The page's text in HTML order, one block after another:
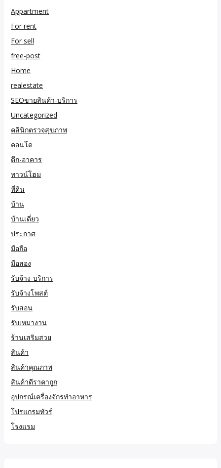
Appartment
For rent
For sell
free-post
Home
realestate
SEOขายสินค้า-บริการ
Uncategorized
คลินิกตรวจสุขภาพ
คอนโด
ตึก-อาคาร
ทาวน์โฮม
ที่ดิน
บ้าน
บ้านเดี่ยว
ประกาศ
มือถือ
มือสอง
รับจ้าง-บริการ
รับจ้างโพสต์
รับสอน
รับเหมางาน
ร้านเสริมสวย
สินค้า
สินค้าคุณภาพ
สินค้าดีราคาถูก
อุปกรณ์เครื่องจักรทำอาหาร
โปรแกรมทัวร์
โรงแรม